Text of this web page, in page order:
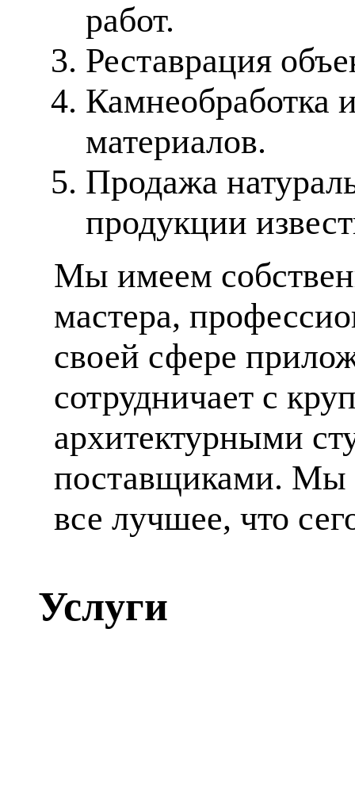
работ.
Реставрация
Камнеобработка
материалов.
Продажа
продукции
Мы имеем
мастера,
своей сфере
сотрудничает с
архитектурными
поставщиками. Мы
все лучшее, что
Услуги